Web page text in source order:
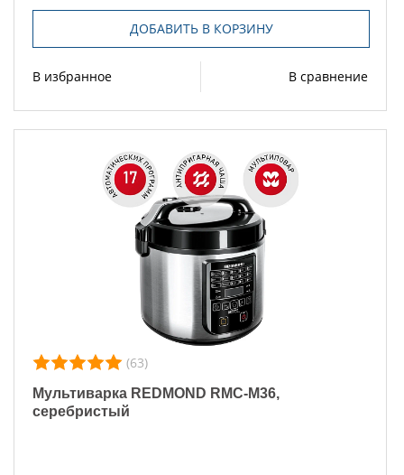
ДОБАВИТЬ В КОРЗИНУ
В избранное В сравнение
(63)
Мультиварка REDMOND RMC-M36,
серебристый